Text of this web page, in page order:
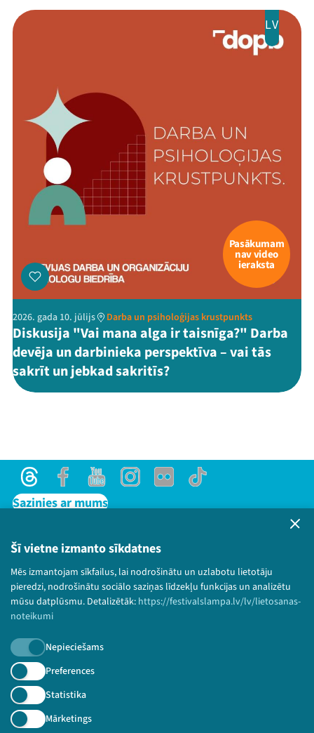
Šī vietne izmanto sīkdatnes
Mēs izmantojam sīkfailus, lai nodrošinātu un uzlabotu lietotāju
pieredzi, nodrošinātu sociālo saziņas līdzekļu funkcijas un analizētu
mūsu datplūsmu. Detalizētāk: https://festivalslampa.lv/lv/lietosanas-
noteikumi
Nepieciešams
Preferences
Statistika
Mārketings
ThreadsFacebookYoutube
LV
Pasākumam
nav video
ieraksta
2026. gada 10. jūlijs Darba un psiholoģijas krustpunkts
Diskusija "Vai mana alga ir taisnīga?" Darba
devēja un darbinieka perspektīva – vai tās
sakrīt un jebkad sakritīs?
ThreadsFacebookYoutubeInstagram
Flick TikTok
Sazinies ar mums
Lietošanas noteikumi un sīkdatņu politika
Bērnu aizsardzības politika
© 2026 Sarunu festivāls LAMPA Visas tiesības
paturētas.
Piesakies jaunumiem!
Nepalaid garām aktuālāko informāciju!